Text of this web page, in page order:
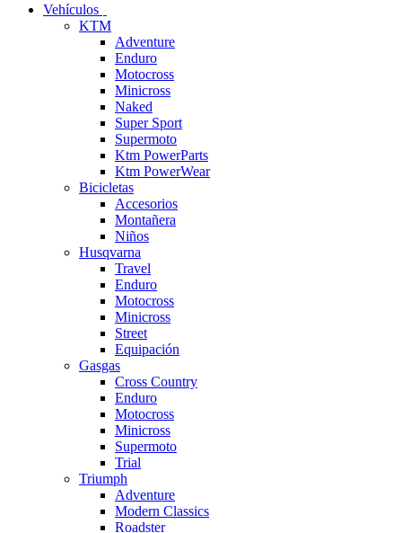
Vehículos
KTM
Adventure
Enduro
Motocross
Minicross
Naked
Super Sport
Supermoto
Ktm PowerParts
Ktm PowerWear
Bicicletas
Accesorios
Montañera
Niños
Husqvarna
Travel
Enduro
Motocross
Minicross
Street
Equipación
Gasgas
Cross Country
Enduro
Motocross
Minicross
Supermoto
Trial
Triumph
Adventure
Modern Classics
Roadster